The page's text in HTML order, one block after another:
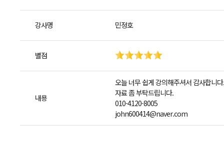
강사명 민정호
별점
내용
오늘 너무 쉽게 강의해주셔서 감사합니
자료 좀 부탁드립니다.
010-4120-8005
john600414@naver.com